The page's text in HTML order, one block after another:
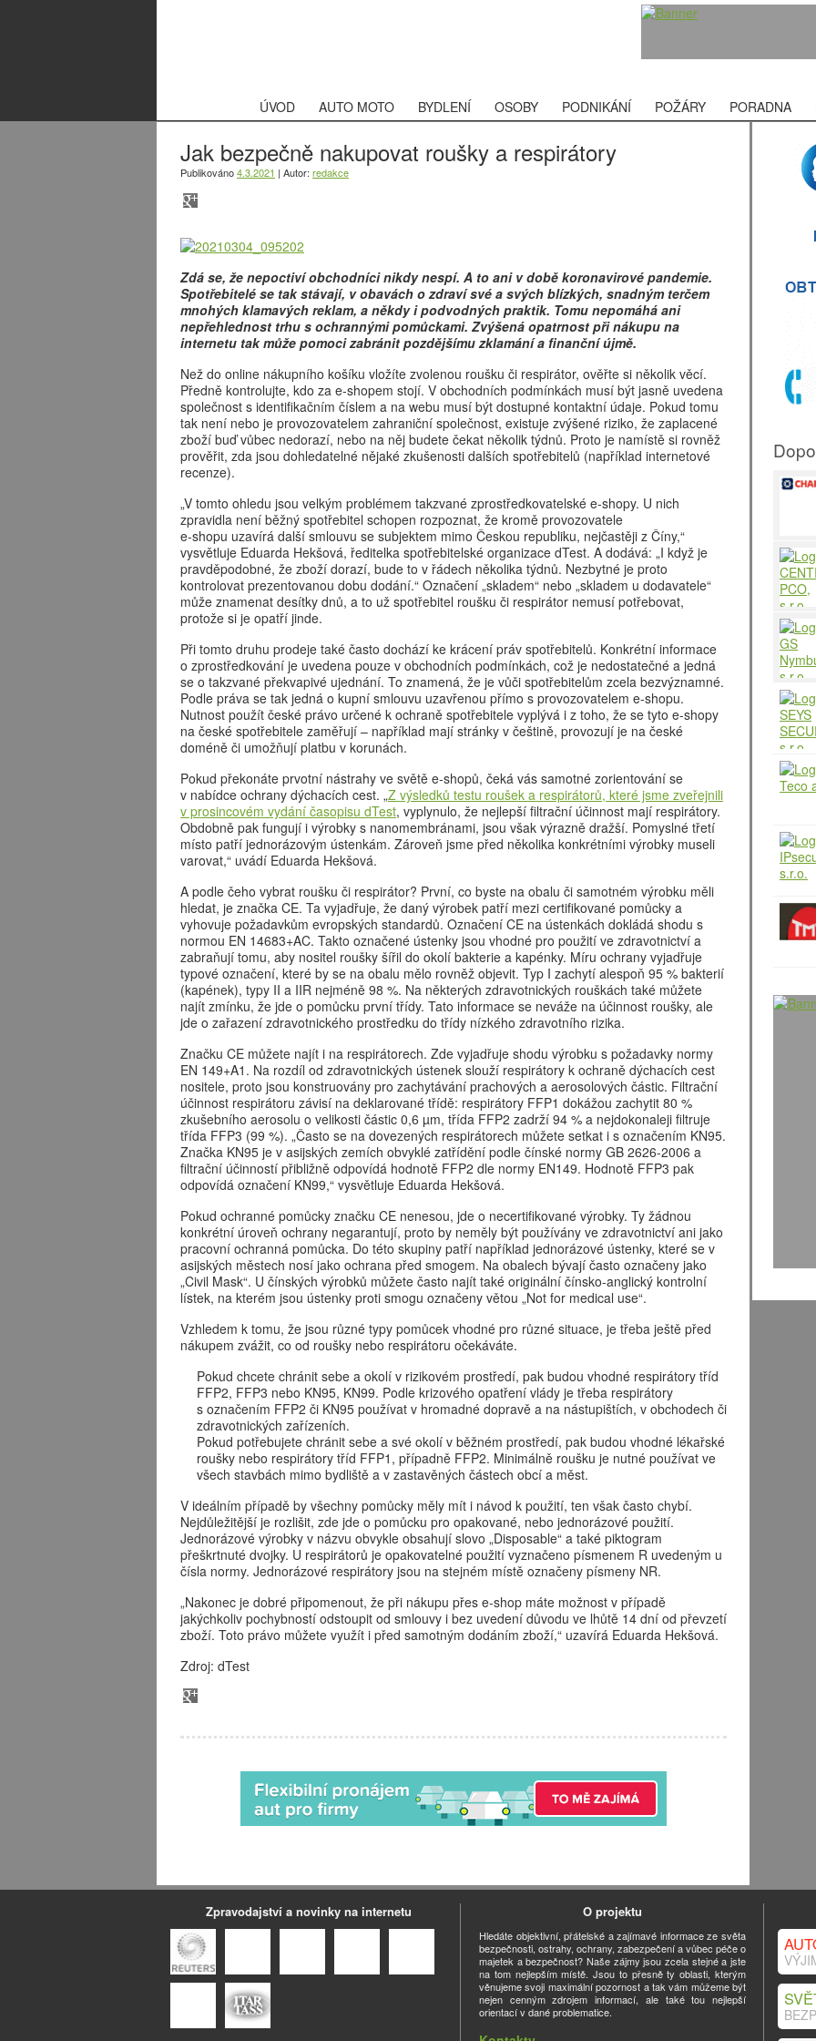
ÚVOD AUTO MOTO BYDLENÍ OSOBY PODNIKÁNÍ POŽÁRY PORADNA
Jak bezpečně nakupovat roušky a respirátory
Publikováno4.3.2021 | Autor: redakce
Zdá se, že nepoctiví obchodníci nikdy nespí. A to ani v době koronavirové pandemie.
Spotřebitelé se tak stávají, v obavách o zdraví své a svých blízkých, snadným terčem
mnohých klamavých reklam, a někdy i podvodných praktik. Tomu nepomáhá ani
nepřehlednost trhu s ochrannými pomůckami. Zvýšená opatrnost při nákupu na
internetu tak může pomoci zabránit pozdějšímu zklamání a finanční újmě.
Než do online nákupního košíku vložíte zvolenou roušku či respirátor, ověřte si několik věcí.
Předně kontrolujte, kdo za e-shopem stojí. V obchodních podmínkách musí být jasně uvedena
společnost s identifikačním číslem a na webu musí být dostupné kontaktní údaje. Pokud tomu
tak není nebo je provozovatelem zahraniční společnost, existuje zvýšené riziko, že zaplacené
zboží buď vůbec nedorazí, nebo na něj budete čekat několik týdnů. Proto je namístě si rovněž
prověřit, zda jsou dohledatelné nějaké zkušenosti dalších spotřebitelů (například internetové
recenze).
„V tomto ohledu jsou velkým problémem takzvané zprostředkovatelské e-shopy. U nich
zpravidla není běžný spotřebitel schopen rozpoznat, že kromě provozovatele
e-shopu uzavírá další smlouvu se subjektem mimo Českou republiku, nejčastěji z Číny,“
vysvětluje Eduarda Hekšová, ředitelka spotřebitelské organizace dTest. A dodává: „I když je
pravděpodobné, že zboží dorazí, bude to v řádech několika týdnů. Nezbytné je proto
kontrolovat prezentovanou dobu dodání.“ Označení „skladem“ nebo „skladem u dodavatele“
může znamenat desítky dnů, a to už spotřebitel roušku či respirátor nemusí potřebovat,
protože si je opatří jinde.
Při tomto druhu prodeje také často dochází ke krácení práv spotřebitelů. Konkrétní informace
o zprostředkování je uvedena pouze v obchodních podmínkách, což je nedostatečné a jedná
se o takzvané překvapivé ujednání. To znamená, že je vůči spotřebitelům zcela bezvýznamné.
Podle práva se tak jedná o kupní smlouvu uzavřenou přímo s provozovatelem e-shopu.
Nutnost použít české právo určené k ochraně spotřebitele vyplývá i z toho, že se tyto e-shopy
na české spotřebitele zaměřují – například mají stránky v češtině, provozují je na české
doméně či umožňují platbu v korunách.
Pokud překonáte prvotní nástrahy ve světě e-shopů, čeká vás samotné zorientování se
v nabídce ochrany dýchacích cest. „Z výsledků testu roušek a respirátorů, které jsme zveřejnili
v prosincovém vydání časopisu dTest, vyplynulo, že nejlepší filtrační účinnost mají respirátory.
Obdobně pak fungují i výrobky s nanomembránami, jsou však výrazně dražší. Pomyslné třetí
místo patří jednorázovým ústenkám. Zároveň jsme před několika konkrétními výrobky museli
varovat,“ uvádí Eduarda Hekšová.
A podle čeho vybrat roušku či respirátor? První, co byste na obalu či samotném výrobku měli
hledat, je značka CE. Ta vyjadřuje, že daný výrobek patří mezi certifikované pomůcky a
vyhovuje požadavkům evropských standardů. Označení CE na ústenkách dokládá shodu s
normou EN 14683+AC. Takto označené ústenky jsou vhodné pro použití ve zdravotnictví a
zabraňují tomu, aby nositel roušky šířil do okolí bakterie a kapénky. Míru ochrany vyjadřuje
typové označení, které by se na obalu mělo rovněž objevit. Typ I zachytí alespoň 95 % bakterií
(kapének), typy II a IIR nejméně 98 %. Na některých zdravotnických rouškách také můžete
najít zmínku, že jde o pomůcku první třídy. Tato informace se neváže na účinnost roušky, ale
jde o zařazení zdravotnického prostředku do třídy nízkého zdravotního rizika.
Značku CE můžete najít i na respirátorech. Zde vyjadřuje shodu výrobku s požadavky normy
EN 149+A1. Na rozdíl od zdravotnických ústenek slouží respirátory k ochraně dýchacích cest
nositele, proto jsou konstruovány pro zachytávání prachových a aerosolových částic. Filtrační
účinnost respirátoru závisí na deklarované třídě: respirátory FFP1 dokážou zachytit 80 %
zkušebního aerosolu o velikosti částic 0,6 µm, třída FFP2 zadrží 94 % a nejdokonaleji filtruje
třída FFP3 (99 %). „Často se na dovezených respirátorech můžete setkat i s označením KN95.
Značka KN95 je v asijských zemích obvyklé zatřídění podle čínské normy GB 2626-2006 a
filtrační účinností přibližně odpovídá hodnotě FFP2 dle normy EN149. Hodnotě FFP3 pak
odpovídá označení KN99,“ vysvětluje Eduarda Hekšová.
Pokud ochranné pomůcky značku CE nenesou, jde o necertifikované výrobky. Ty žádnou
konkrétní úroveň ochrany negarantují, proto by neměly být používány ve zdravotnictví ani jako
pracovní ochranná pomůcka. Do této skupiny patří například jednorázové ústenky, které se v
asijských městech nosí jako ochrana před smogem. Na obalech bývají často označeny jako
„Civil Mask“. U čínských výrobků můžete často najít také originální čínsko-anglický kontrolní
lístek, na kterém jsou ústenky proti smogu označeny větou „Not for medical use“.
Vzhledem k tomu, že jsou různé typy pomůcek vhodné pro různé situace, je třeba ještě před
nákupem zvážit, co od roušky nebo respirátoru očekáváte.
Pokud chcete chránit sebe a okolí v rizikovém prostředí, pak budou vhodné respirátory tříd
FFP2, FFP3 nebo KN95, KN99. Podle krizového opatření vlády je třeba respirátory
s označením FFP2 či KN95 používat v hromadné dopravě a na nástupištích, v obchodech či
zdravotnických zařízeních.
Pokud potřebujete chránit sebe a své okolí v běžném prostředí, pak budou vhodné lékařské
roušky nebo respirátory tříd FFP1, případně FFP2. Minimálně roušku je nutné používat ve
všech stavbách mimo bydliště a v zastavěných částech obcí a měst.
V ideálním případě by všechny pomůcky měly mít i návod k použití, ten však často chybí.
Nejdůležitější je rozlišit, zde jde o pomůcku pro opakované, nebo jednorázové použití.
Jednorázové výrobky v názvu obvykle obsahují slovo „Disposable“ a také piktogram
přeškrtnuté dvojky. U respirátorů je opakovatelné použití vyznačeno písmenem R uvedeným u
čísla normy. Jednorázové respirátory jsou na stejném místě označeny písmeny NR.
„Nakonec je dobré připomenout, že při nákupu přes e-shop máte možnost v případě
jakýchkoliv pochybností odstoupit od smlouvy i bez uvedení důvodu ve lhůtě 14 dní od převzetí
zboží. Toto právo můžete využít i před samotným dodáním zboží,“ uzavírá Eduarda Hekšová.
Zdroj: dTest
Zpravodajství a novinky na internetu O projektu
Hledáte objektivní, přátelské a zajímavé informace ze světa
bezpečnosti, ostrahy, ochrany, zabezpečení a vůbec péče o
majetek a bezpečnost? Naše zájmy jsou zcela stejné a jste
na tom nejlepším místě. Jsou to přesně ty oblasti, kterým
věnujeme svoji maximální pozornost a tak vám můžeme být
nejen cenným zdrojem informací, ale také tou nejlepší
orientací v dané problematice.